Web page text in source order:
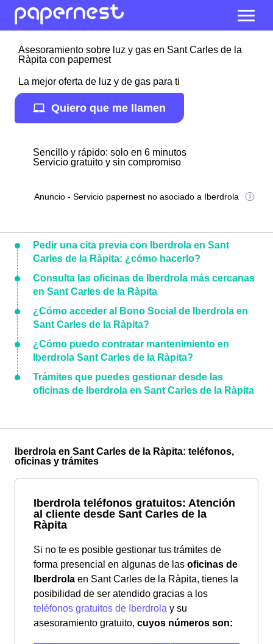
Asesoramiento sobre luz y gas en Sant Carles de la
Ràpita con papernest
La mejor oferta de luz y de gas para ti
Quiero que me llamen
Sencillo y rápido: solo en 6 minutos
Servicio gratuito y sin compromiso
Anuncio - Servicio papernest no asociado a Iberdrola
Pedir una cita previa con Iberdrola en Sant
Carles de la Ràpita: ¿cómo hacerlo?
Consulta las oficinas de Iberdrola más cercanas
en Sant Carles de la Ràpita
¿Cómo acceder al Bono Social de Iberdrola en
Sant Carles de la Ràpita?
¿Cómo puedo contratar mantenimiento en
Iberdrola Sant Carles de la Ràpita?
Trámites que puedes gestionar desde las
oficinas de Iberdrola en Sant Carles de la Ràpita
Iberdrola en Sant Carles de la Ràpita: teléfonos,
oficinas y trámites
Iberdrola teléfonos gratuitos: Atención
al cliente desde Sant Carles de la
Ràpita
Si no te es posible gestionar tus trámites de
forma presencial en algunas de las oficinas de
Iberdrola en Sant Carles de la Ràpita, tienes la
posibilidad de ser atendido gracias a los
teléfonos gratuitos de Iberdrola y su
asesoramiento gratuito, cuyos números son: